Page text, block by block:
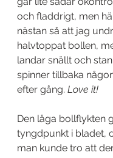
och fladdrigt, men
nästan så att jag
halvtoppat bollen,
landar snällt och
spinner tillbaka
efter gång. Love it!
Den låga bollflykten
tyngdpunkt i bladet,
man kunde tro att